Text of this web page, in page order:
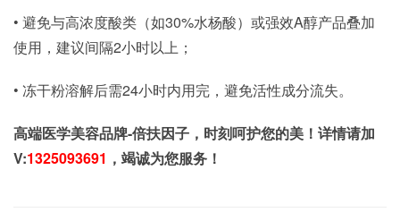
• 避免与高浓度酸类（如30%水杨酸）或强效A醇产品叠加
使用，建议间隔2小时以上；
• 冻干粉溶解后需24小时内用完，避免活性成分流失。
高端医学美容品牌-倍扶因子，时刻呵护您的美！详情请加
V:1325093691 ，竭诚为您服务！